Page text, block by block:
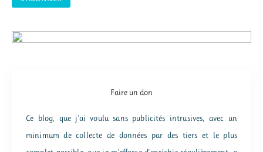
:
Faire un don
Ce blog, que j'ai voulu sans publicités intrusives, avec un
minimum de collecte de données par des tiers et le plus